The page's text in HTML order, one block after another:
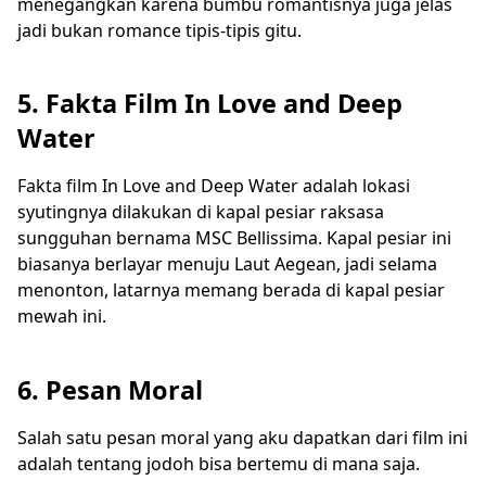
jadi bukan romance tipis-tipis gitu.
5. Fakta Film In Love and Deep
Water
Fakta film In Love and Deep Water adalah lokasi
syutingnya dilakukan di kapal pesiar raksasa
sungguhan bernama MSC Bellissima. Kapal pesiar ini
biasanya berlayar menuju Laut Aegean, jadi selama
menonton, latarnya memang berada di kapal pesiar
mewah ini.
6. Pesan Moral
Salah satu pesan moral yang aku dapatkan dari film ini
adalah tentang jodoh bisa bertemu di mana saja.